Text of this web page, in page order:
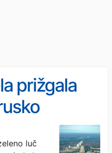
prižgala
luč